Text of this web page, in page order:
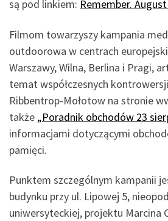
są pod linkiem: Remember.
Filmom towarzyszy kampania
outdoorowa w centrach
Warszawy, Wilna, Berlina i Pragi,
temat współczesnych
Ribbentrop-Mołotow na stronie
także „Poradnik obchodów 23
informacjami dotyczącymi
pamięci.
Punktem szczególnym kampanii
budynku przy ul. Lipowej 5,
uniwersyteckiej, projektu Marcina